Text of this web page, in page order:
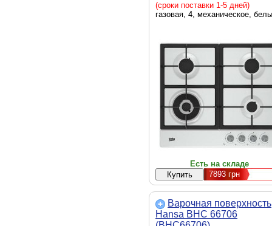
(сроки поставки 1-5 дней)
газовая, 4, механическое,
Есть на складе
7893 грн
Варочная поверхность
Hansa BHC 66706